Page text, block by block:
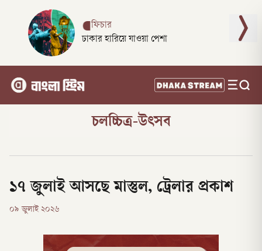
ফিচার
ঢাকার হারিয়ে যাওয়া পেশা
চলচ্চিত্র-উৎসব
১৭ জুলাই আসছে মাস্তুল, ট্রেলার প্রকাশ
০৯ জুলাই ২০২৬